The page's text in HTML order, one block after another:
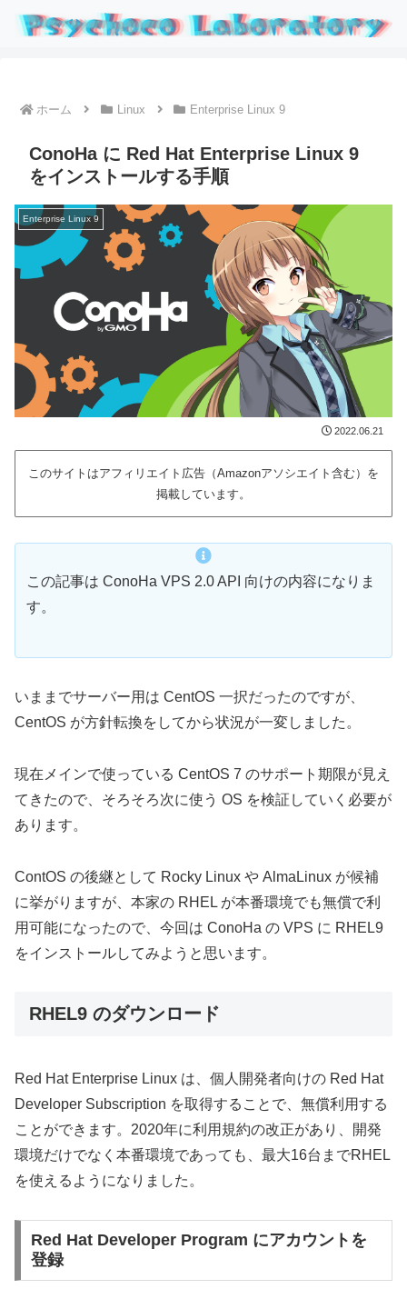
ホーム Linux Enterprise Linux 9
ConoHa に Red Hat Enterprise Linux 9
をインストールする手順
Enterprise Linux 9
2022.06.21
このサイトはアフィリエイト広告（Amazonアソシエイト含む）を
掲載しています。
この記事は ConoHa VPS 2.0 API 向けの内容になりま
す。
いままでサーバー用は CentOS 一択だったのですが、
CentOS が方針転換をしてから状況が一変しました。
現在メインで使っている CentOS 7 のサポート期限が見え
てきたので、そろそろ次に使う OS を検証していく必要が
あります。
ContOS の後継として Rocky Linux や AlmaLinux が候補
に挙がりますが、本家の RHEL が本番環境でも無償で利
用可能になったので、今回は ConoHa の VPS に RHEL9
をインストールしてみようと思います。
RHEL9 のダウンロード
Red Hat Enterprise Linux は、個人開発者向けの Red Hat
Developer Subscription を取得することで、無償利用する
ことができます。2020年に利用規約の改正があり、開発
環境だけでなく本番環境であっても、最大16台までRHEL
を使えるようになりました。
Red Hat Developer Program にアカウントを
登録